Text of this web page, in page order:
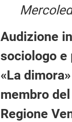
Audizione
sociologo e
«La
membro
Regione